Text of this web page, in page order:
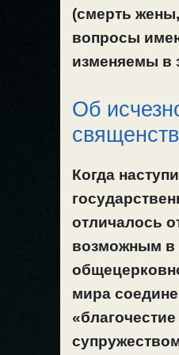
(смерть
вопросы
изменяемы в
Об
Когда
отличалось
возможным в
мира